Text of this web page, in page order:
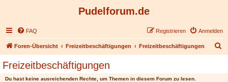
Pudelforum.de
FAQ Anmelden
Registrieren
Foren-Übersicht Freizeitbeschäftigungen Freizeitbeschäftigungen
Freizeitbeschäftigungen
Du hast keine ausreichenden Rechte, um Themen in diesem Forum zu lesen.